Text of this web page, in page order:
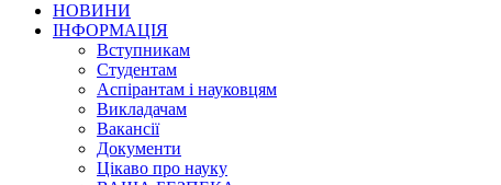
НОВИНИ
ІНФОРМАЦІЯ
Вступникам
Студентам
Аспірантам і науковцям
Викладачам
Вакансії
Документи
Цікаво про науку